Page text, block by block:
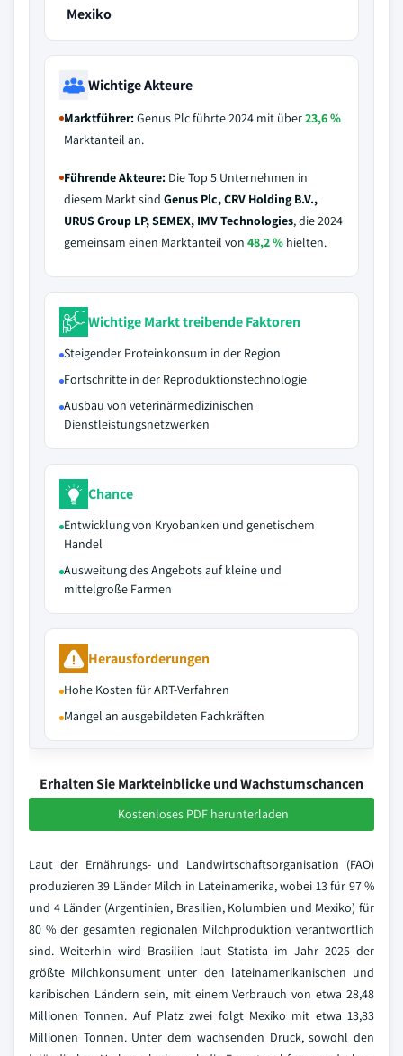
Mexiko
Wichtige Akteure
Marktführer:Genus Plc führte 2024 mit über23,6 %
Marktanteil an.
Führende Akteure: Die Top 5 Unternehmen in
diesem Markt sind Genus Plc, CRV Holding B.V.,
URUS Group LP, SEMEX, IMV Technologies, die 2024
gemeinsam einen Marktanteil von 48,2 % hielten.
Wichtige Markt treibende Faktoren
Steigender Proteinkonsum in der Region
Fortschritte in der Reproduktionstechnologie
Ausbau von veterinärmedizinischen
Dienstleistungsnetzwerken
Chance
Entwicklung von Kryobanken und genetischem
Handel
Ausweitung des Angebots auf kleine und
mittelgroße Farmen
Herausforderungen
Hohe Kosten für ART-Verfahren
Mangel an ausgebildeten Fachkräften
Erhalten Sie Markteinblicke und Wachstumschancen
Kostenloses PDF herunterladen
Laut der Ernährungs- und Landwirtschaftsorganisation (FAO)
produzieren 39 Länder Milch in Lateinamerika, wobei 13 für 97 %
und 4 Länder (Argentinien, Brasilien, Kolumbien und Mexiko) für
80 % der gesamten regionalen Milchproduktion verantwortlich
sind. Weiterhin wird Brasilien laut Statista im Jahr 2025 der
größte Milchkonsument unter den lateinamerikanischen und
karibischen Ländern sein, mit einem Verbrauch von etwa 28,48
Millionen Tonnen. Auf Platz zwei folgt Mexiko mit etwa 13,83
Millionen Tonnen. Unter dem wachsenden Druck, sowohl den